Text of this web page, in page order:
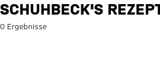
Suche:
SCHUHBECK'S
0 Ergebnisse